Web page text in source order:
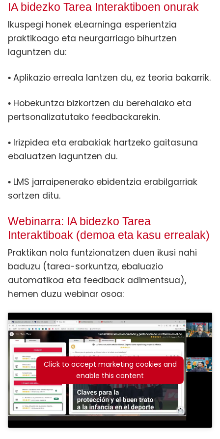
IA bidezko Tarea Interaktiboen onurak
Ikuspegi honek eLearninga esperientzia
praktikoago eta neurgarriago bihurtzen
laguntzen du:
• Aplikazio erreala lantzen du, ez teoria bakarrik.
• Hobekuntza bizkortzen du berehalako eta
pertsonalizatutako feedbackarekin.
• Irizpidea eta erabakiak hartzeko gaitasuna
ebaluatzen laguntzen du.
• LMS jarraipenerako ebidentzia erabilgarriak
sortzen ditu.
Webinarra: IA bidezko Tarea
Interaktiboak (demoa eta kasu errealak)
Praktikan nola funtzionatzen duen ikusi nahi
baduzu (tarea-sorkuntza, ebaluazio
automatikoa eta feedback adimentsua),
hemen duzu webinar osoa:
Click to accept marketing cookies and
enable this content